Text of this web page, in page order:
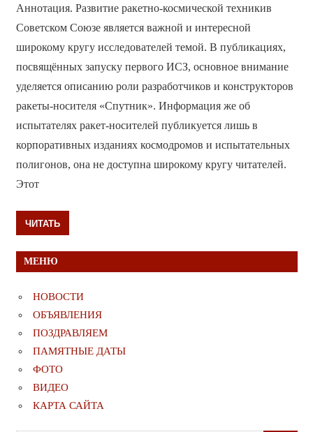
Аннотация. Развитие ракетно-космической техникив
Советском Союзе является важной и интересной
широкому кругу исследователей темой. В публикациях,
посвящённых запуску первого ИСЗ, основное внимание
уделяется описанию роли разработчиков и конструкторов
ракеты-носителя «Спутник». Информация же об
испытателях ракет-носителей публикуется лишь в
корпоративных изданиях космодромов и испытательных
полигонов, она не доступна широкому кругу читателей.
Этот
ЧИТАТЬ
МЕНЮ
НОВОСТИ
ОБЪЯВЛЕНИЯ
ПОЗДРАВЛЯЕМ
ПАМЯТНЫЕ ДАТЫ
ФОТО
ВИДЕО
КАРТА САЙТА